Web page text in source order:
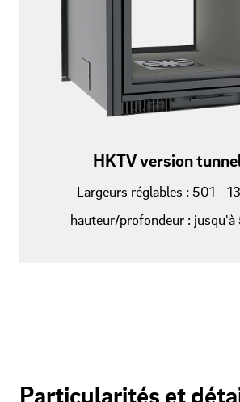
HKTV version
Largeurs réglables : 501 -
hauteur/profondeur :
Particularités et